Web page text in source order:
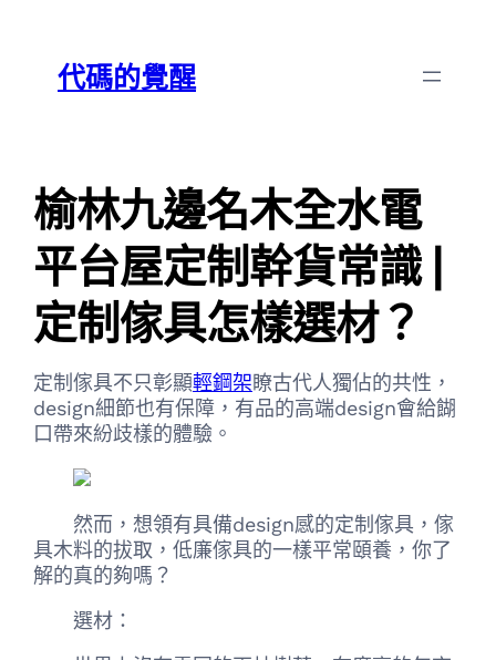
content代碼的覺醒
榆林九邊名木全水電
平台屋定制幹貨常識 |
定制傢具怎樣選材？
定制傢具不只彰顯輕鋼架瞭古代人獨佔的共性，
design細節也有保障，有品的高端design會給餬
口帶來紛歧樣的體驗。
然而，想領有具備design感的定制傢具，傢
具木料的拔取，低廉傢具的一樣平常頤養，你了
解的真的夠嗎？
選材：